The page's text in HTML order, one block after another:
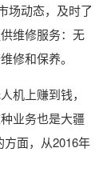
场动态，及时了
维修服务：无
修和保养。
机上赚到钱，
业务也是大疆
面，从2016年